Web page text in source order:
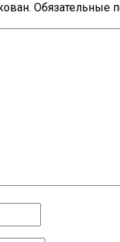
Обязательные